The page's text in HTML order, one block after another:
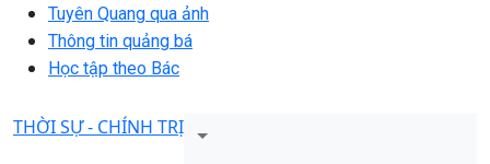
Tuyên Quang qua ảnh
Thông tin quảng bá
Học tập theo Bác
THỜI SỰ - CHÍNH TRỊ